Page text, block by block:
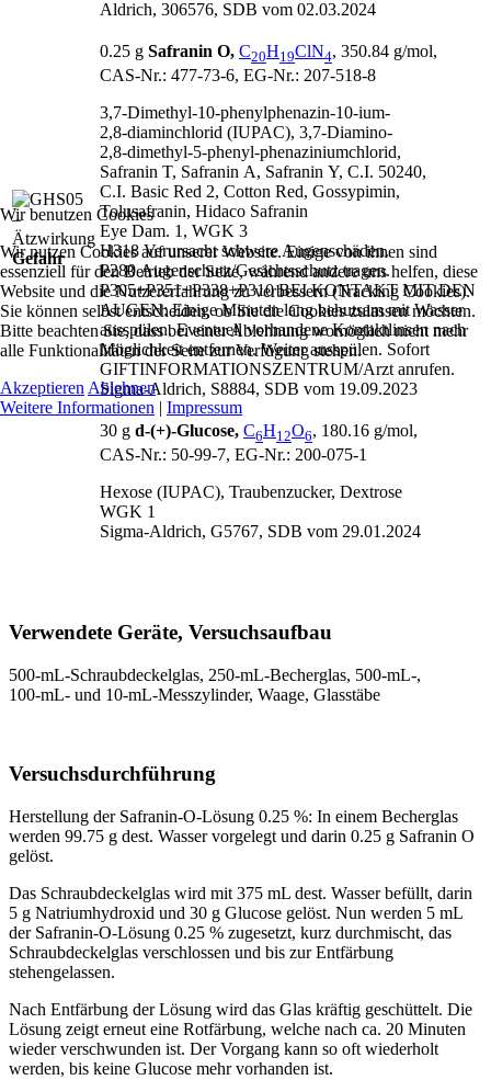
Aldrich, 306576, SDB vom 02.03.2024
Gefahr
0.25 g Safranin O, C20H19ClN4, 350.84 g/mol,
CAS‑Nr.: 477‑73‑6, EG‑Nr.: 207‑518‑8
3,7‑Dimethyl-10‑phenylphenazin-10‑ium-
2,8‑diaminchlorid (IUPAC), 3,7‑Diamino-
2,8‑dimethyl-5‑phenyl-phenaziniumchlorid,
Safranin T, Safranin A, Safranin Y, C.I. 50240,
C.I. Basic Red 2, Cotton Red, Gossypimin,
Tolusafranin, Hidaco Safranin
Eye Dam. 1, WGK 3
H318 Verursacht schwere Augenschäden.
P280 Augenschutz/Gesichtsschutz tragen.
P305+P351+P338+P310 BEI KONTAKT MIT DEN
AUGEN: Einige Minuten lang behutsam mit Wasser
ausspülen. Eventuell vorhandene Kontaktlinsen nach
Möglichkeit entfernen. Weiter ausspülen. Sofort
GIFTINFORMATIONSZENTRUM/Arzt anrufen.
Sigma-Aldrich, S8884, SDB vom 19.09.2023
30 g d‑(+)‑Glucose, C6H12O6, 180.16 g/mol,
CAS‑Nr.: 50‑99‑7, EG‑Nr.: 200‑075‑1
Hexose (IUPAC), Traubenzucker, Dextrose
WGK 1
Sigma-Aldrich, G5767, SDB vom 29.01.2024
Verwendete Geräte, Versuchsaufbau
500‑mL‑Schraubdeckelglas, 250‑mL‑Becherglas, 500‑mL‑,
100‑mL‑ und 10‑mL‑Messzylinder, Waage, Glasstäbe
Versuchsdurchführung
Herstellung der Safranin‑O‑Lösung 0.25 %: In einem Becherglas
werden 99.75 g dest. Wasser vorgelegt und darin 0.25 g Safranin O
gelöst.
Das Schraubdeckelglas wird mit 375 mL dest. Wasser befüllt, darin
5 g Natriumhydroxid und 30 g Glucose gelöst. Nun werden 5 mL
der Safranin‑O‑Lösung 0.25 % zugesetzt, kurz durchmischt, das
Schraubdeckelglas verschlossen und bis zur Entfärbung
stehengelassen.
Nach Entfärbung der Lösung wird das Glas kräftig geschüttelt. Die
Lösung zeigt erneut eine Rotfärbung, welche nach ca. 20 Minuten
wieder verschwunden ist. Der Vorgang kann so oft wiederholt
werden, bis keine Glucose mehr vorhanden ist.
Wir benutzen Cookies
Wir nutzen Cookies auf unserer Website. Einige von ihnen sind
essenziell für den Betrieb der Seite, während andere uns helfen, diese
Website und die Nutzererfahrung zu verbessern (Tracking Cookies).
Sie können selbst entscheiden, ob Sie die Cookies zulassen möchten.
Bitte beachten Sie, dass bei einer Ablehnung womöglich nicht mehr
alle Funktionalitäten der Seite zur Verfügung stehen.
Akzeptieren Ablehnen
Weitere Informationen | Impressum